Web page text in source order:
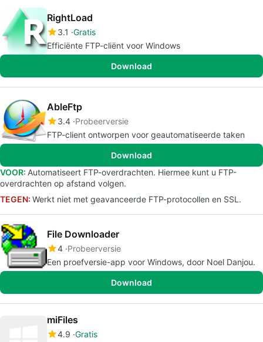
RightLoad
3.1 Gratis
Efficiënte FTP-cliënt voor Windows
Download
AbleFtp
3.4 Probeerversie
FTP-client ontworpen voor geautomatiseerde taken
Download
VOOR: Automatiseert FTP-overdrachten. Hiermee kunt u FTP-
overdrachten op afstand volgen.
TEGEN: Werkt niet met geavanceerde FTP-protocollen en SSL.
File Downloader
4 Probeerversie
Een proefversie-app voor Windows, door Noel Danjou.
Download
miFiles
4.9 Gratis